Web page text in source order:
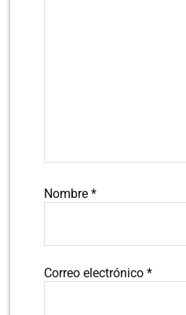
Nombre*
Correo electrónico*